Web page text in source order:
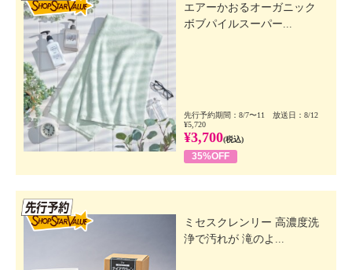
エアーかおるオーガニック
ボブパイルスーパー...
先行予約期間：8/7〜11 放送日：8/12
¥5,720
¥3,700(税込)
35%OFF
ミセスクレンリー 高濃度洗
浄で汚れが 滝のよ...